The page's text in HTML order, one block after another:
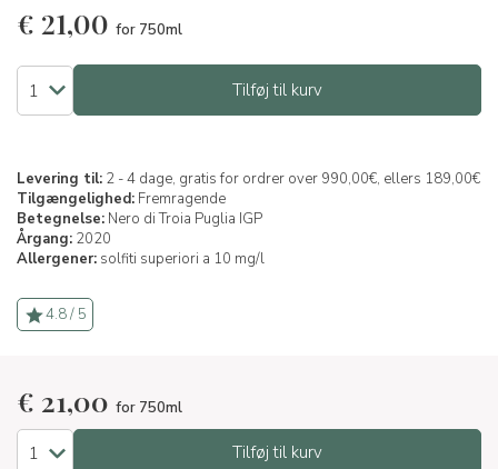
€ 21,00 for 750ml
Tilføj til kurv
Levering til: 2 - 4 dage, gratis for ordrer over 990,00€, ellers 189,00€
Tilgængelighed: Fremragende
Betegnelse: Nero di Troia Puglia IGP
Årgang: 2020
Allergener: solfiti superiori a 10 mg/l
4.8 / 5
€ 21,00 for 750ml
Tilføj til kurv